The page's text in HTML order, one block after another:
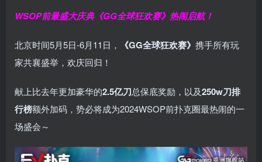
WSOP前最盛大庆典《GG全球狂欢赛》 热闹启航！
北京时间5月5日-6月11日， 《GG全球狂欢赛》 携手所有玩
家共襄盛举，欢庆回归！
献上比去年更加豪华的2.5亿刀总保底奖励，以及250w刀排
行榜额外加码，势必将成为2024WSOP前扑克圈最热闹的一
场盛会～